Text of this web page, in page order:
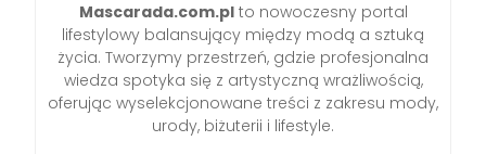
Mascarada.com.plto nowoczesny portal
lifestylowy balansujący między modą a sztuką
życia. Tworzymy przestrzeń, gdzie profesjonalna
wiedza spotyka się z artystyczną wrażliwością,
oferując wyselekcjonowane treści z zakresu mody,
urody, biżuterii i lifestyle.